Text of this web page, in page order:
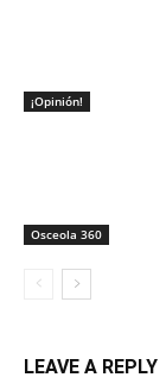
¡Opinión!
Osceola 360
LEAVE A REPLY